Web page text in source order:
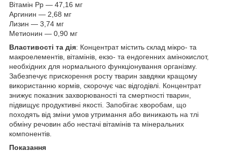
Вітамін Рр — 47,16 мг
Аргинин — 2,68 мг
Лизин — 3,74 мг
Метионин — 0,90 мг
Властивості та дія: Концентрат містить склад мікро- та
макроелементів, вітамінів, екзо- та ендогенних амінокислот,
необхідних для нормального функціонування організму.
Забезпечує прискорення росту тварин завдяки кращому
використанню кормів, скорочує час відгодівлі. Концентрат
знижує показник захворюваності та смертності тварин,
підвищує продуктивні якості. Запобігає хворобам, що
походять від зміни умов утримання або виникають на тлі
обміну речовин або нестачі вітамінів та мінеральних
компонентів.
Показання